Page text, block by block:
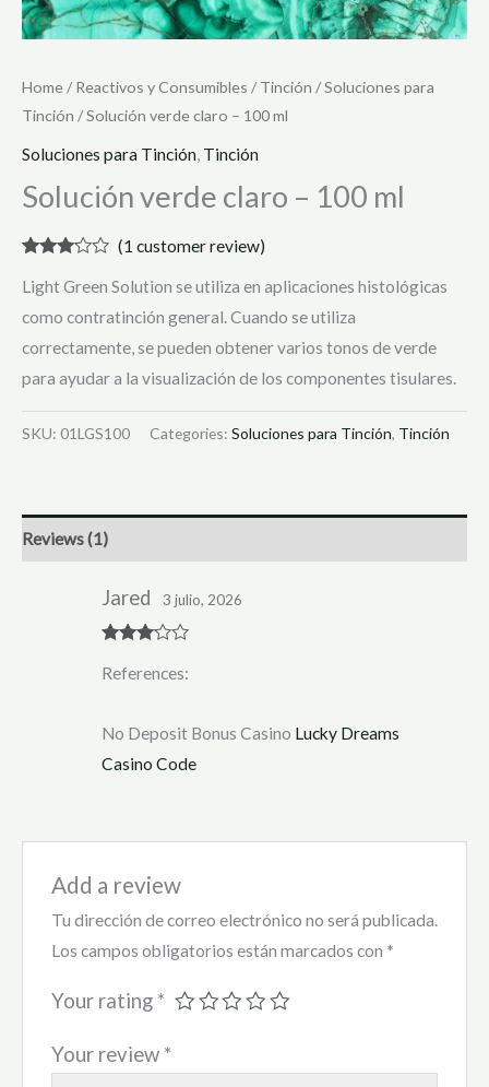
Home/Reactivos y Consumibles /Tinción /Soluciones para
Tinción / Solución verde claro – 100 ml
Soluciones para Tinción Tinción
Solución verde claro – 100 ml
3.00
based
customer
(1 customer review)
Light Green Solution se utiliza en aplicaciones histológicas
como contratinción general. Cuando se utiliza
correctamente, se pueden obtener varios tonos de verde
para ayudar a la visualización de los componentes tisulares.
SKU: 01LGS100 Categories: Soluciones para Tinción, Tinción
Reviews (1)
out of 5
Jared 3 julio, 2026
References:
No Deposit Bonus Casino Lucky Dreams
Casino Code
Add a review
Tu dirección de correo electrónico no será publicada.
Los campos obligatorios están marcados con *
Your rating *
Your review *